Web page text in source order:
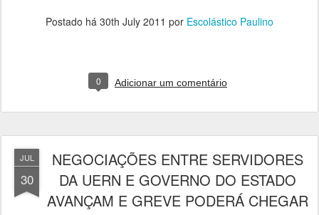
Postado há 30th July 2011 por Escolástico Paulino
0 Adicionar um comentário
JUL
30
NEGOCIAÇÕES ENTRE SERVIDORES
DA UERN E GOVERNO DO ESTADO
AVANÇAM E GREVE PODERÁ CHEGAR